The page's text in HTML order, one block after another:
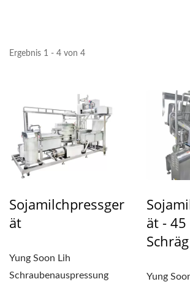
TOFU-
TOFU-
TOFU-
TOFU-
TOFU-
Ergebnis 1 - 4 von 4
Sojamilchpressger
Ät
Yung Soon Lih
Schraubenauspressung
Ät -
Schräg
Yung